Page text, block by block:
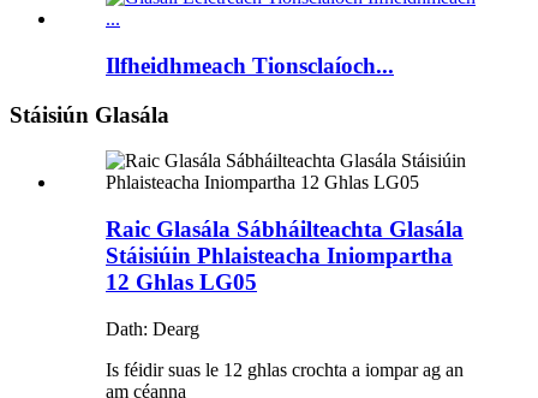
Ilfheidhmeach Tionsclaíoch...
Stáisiún Glasála
Raic Glasála Sábháilteachta Glasála
Stáisiúin Phlaisteacha Iniompartha
12 Ghlas LG05
Dath: Dearg
Is féidir suas le 12 ghlas crochta a iompar ag an
am céanna